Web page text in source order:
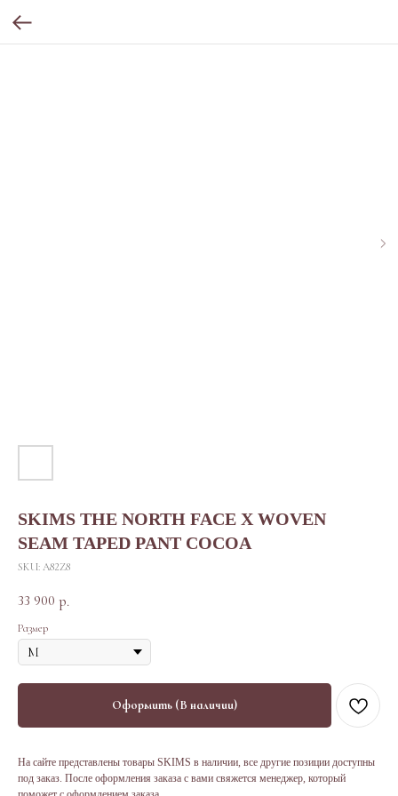
SKIMS THE NORTH FACE X WOVEN
SEAM TAPED PANT COCOA
SKU: A82Z8
33 900 р.
Размер
Оформить (В наличии)
На сайте представлены товары SKIMS в наличии, все другие позиции доступны
под заказ. После оформления заказа с вами свяжется менеджер, который